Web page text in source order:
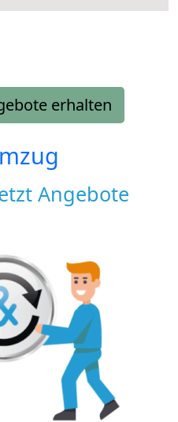
erhalten
Angebote